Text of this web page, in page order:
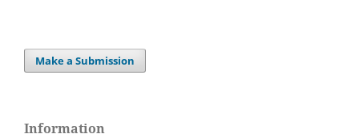
Make a Submission
Information